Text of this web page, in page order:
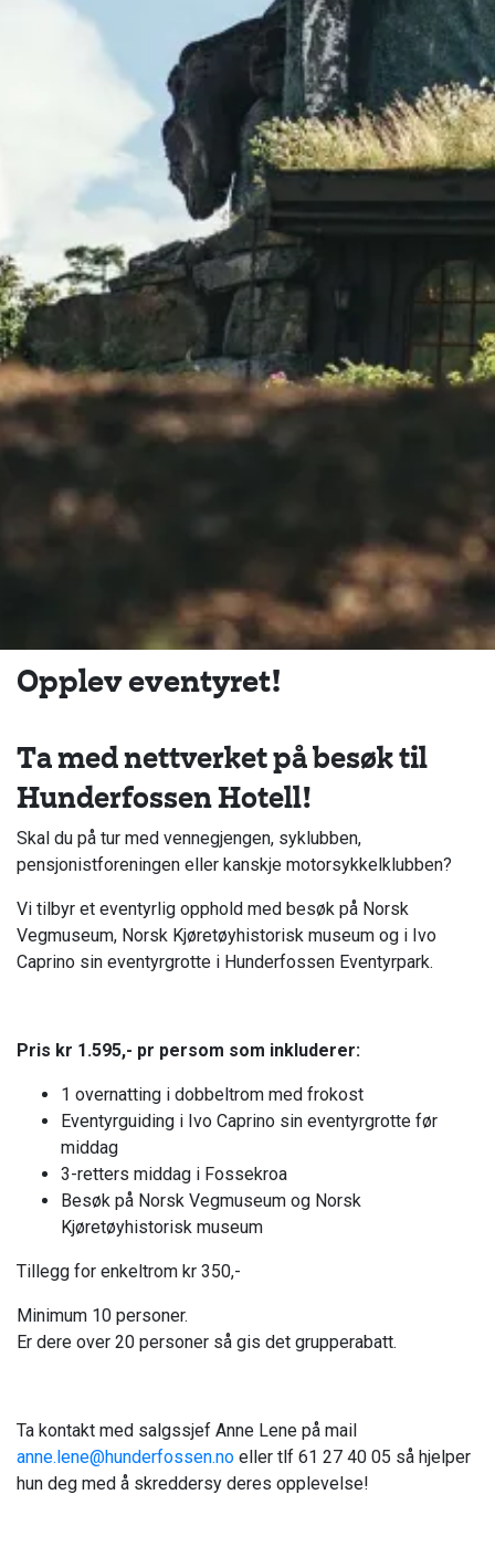
Opplev eventyret!
Ta med nettverket på besøk til
Hunderfossen Hotell!
Skal du på tur med vennegjengen, syklubben,
pensjonistforeningen eller kanskje motorsykkelklubben?
Vi tilbyr et eventyrlig opphold med besøk på Norsk
Vegmuseum, Norsk Kjøretøyhistorisk museum og i Ivo
Caprino sin eventyrgrotte i Hunderfossen Eventyrpark.
Pris kr 1.595,- pr persom som inkluderer:
1 overnatting i dobbeltrom med frokost
Eventyrguiding i Ivo Caprino sin eventyrgrotte før
middag
3-retters middag i Fossekroa
Besøk på Norsk Vegmuseum og Norsk
Kjøretøyhistorisk museum
Tillegg for enkeltrom kr 350,-
Minimum 10 personer.
Er dere over 20 personer så gis det grupperabatt.
Ta kontakt med salgssjef Anne Lene på mail
anne.lene@hunderfossen.no eller tlf 61 27 40 05 så hjelper
hun deg med å skreddersy deres opplevelse!